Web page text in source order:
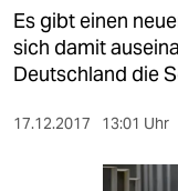
kultur
sport
berlin
Es gibt einen
sich damit
Deutschland die
17.12.2017 13:01 Uhr